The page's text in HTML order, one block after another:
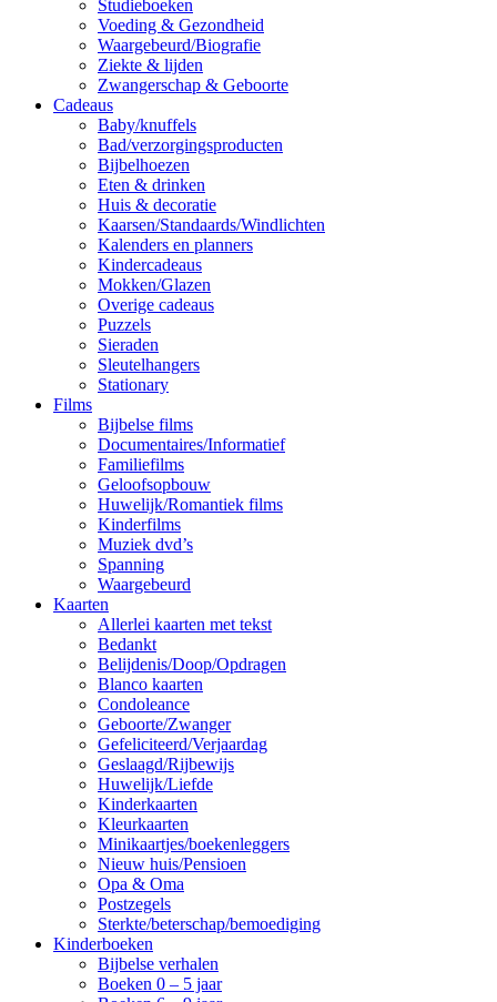
Studieboeken
Voeding & Gezondheid
Waargebeurd/Biografie
Ziekte & lijden
Zwangerschap & Geboorte
Cadeaus
Baby/knuffels
Bad/verzorgingsproducten
Bijbelhoezen
Eten & drinken
Huis & decoratie
Kaarsen/Standaards/Windlichten
Kalenders en planners
Kindercadeaus
Mokken/Glazen
Overige cadeaus
Puzzels
Sieraden
Sleutelhangers
Stationary
Films
Bijbelse films
Documentaires/Informatief
Familiefilms
Geloofsopbouw
Huwelijk/Romantiek films
Kinderfilms
Muziek dvd’s
Spanning
Waargebeurd
Kaarten
Allerlei kaarten met tekst
Bedankt
Belijdenis/Doop/Opdragen
Blanco kaarten
Condoleance
Geboorte/Zwanger
Gefeliciteerd/Verjaardag
Geslaagd/Rijbewijs
Huwelijk/Liefde
Kinderkaarten
Kleurkaarten
Minikaartjes/boekenleggers
Nieuw huis/Pensioen
Opa & Oma
Postzegels
Sterkte/beterschap/bemoediging
Kinderboeken
Bijbelse verhalen
Boeken 0 – 5 jaar